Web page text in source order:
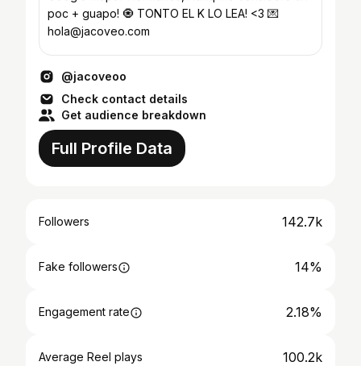
poc + guapo! 🧿 TONTO EL K LO LEA! <3 💌
hola@jacoveo.com
@jacoveoo
Check contact details
Get audience breakdown
Full Profile Data
Followers 142.7k
Fake followers 14%
Engagement rate 2.18%
Average Reel plays 100.2k